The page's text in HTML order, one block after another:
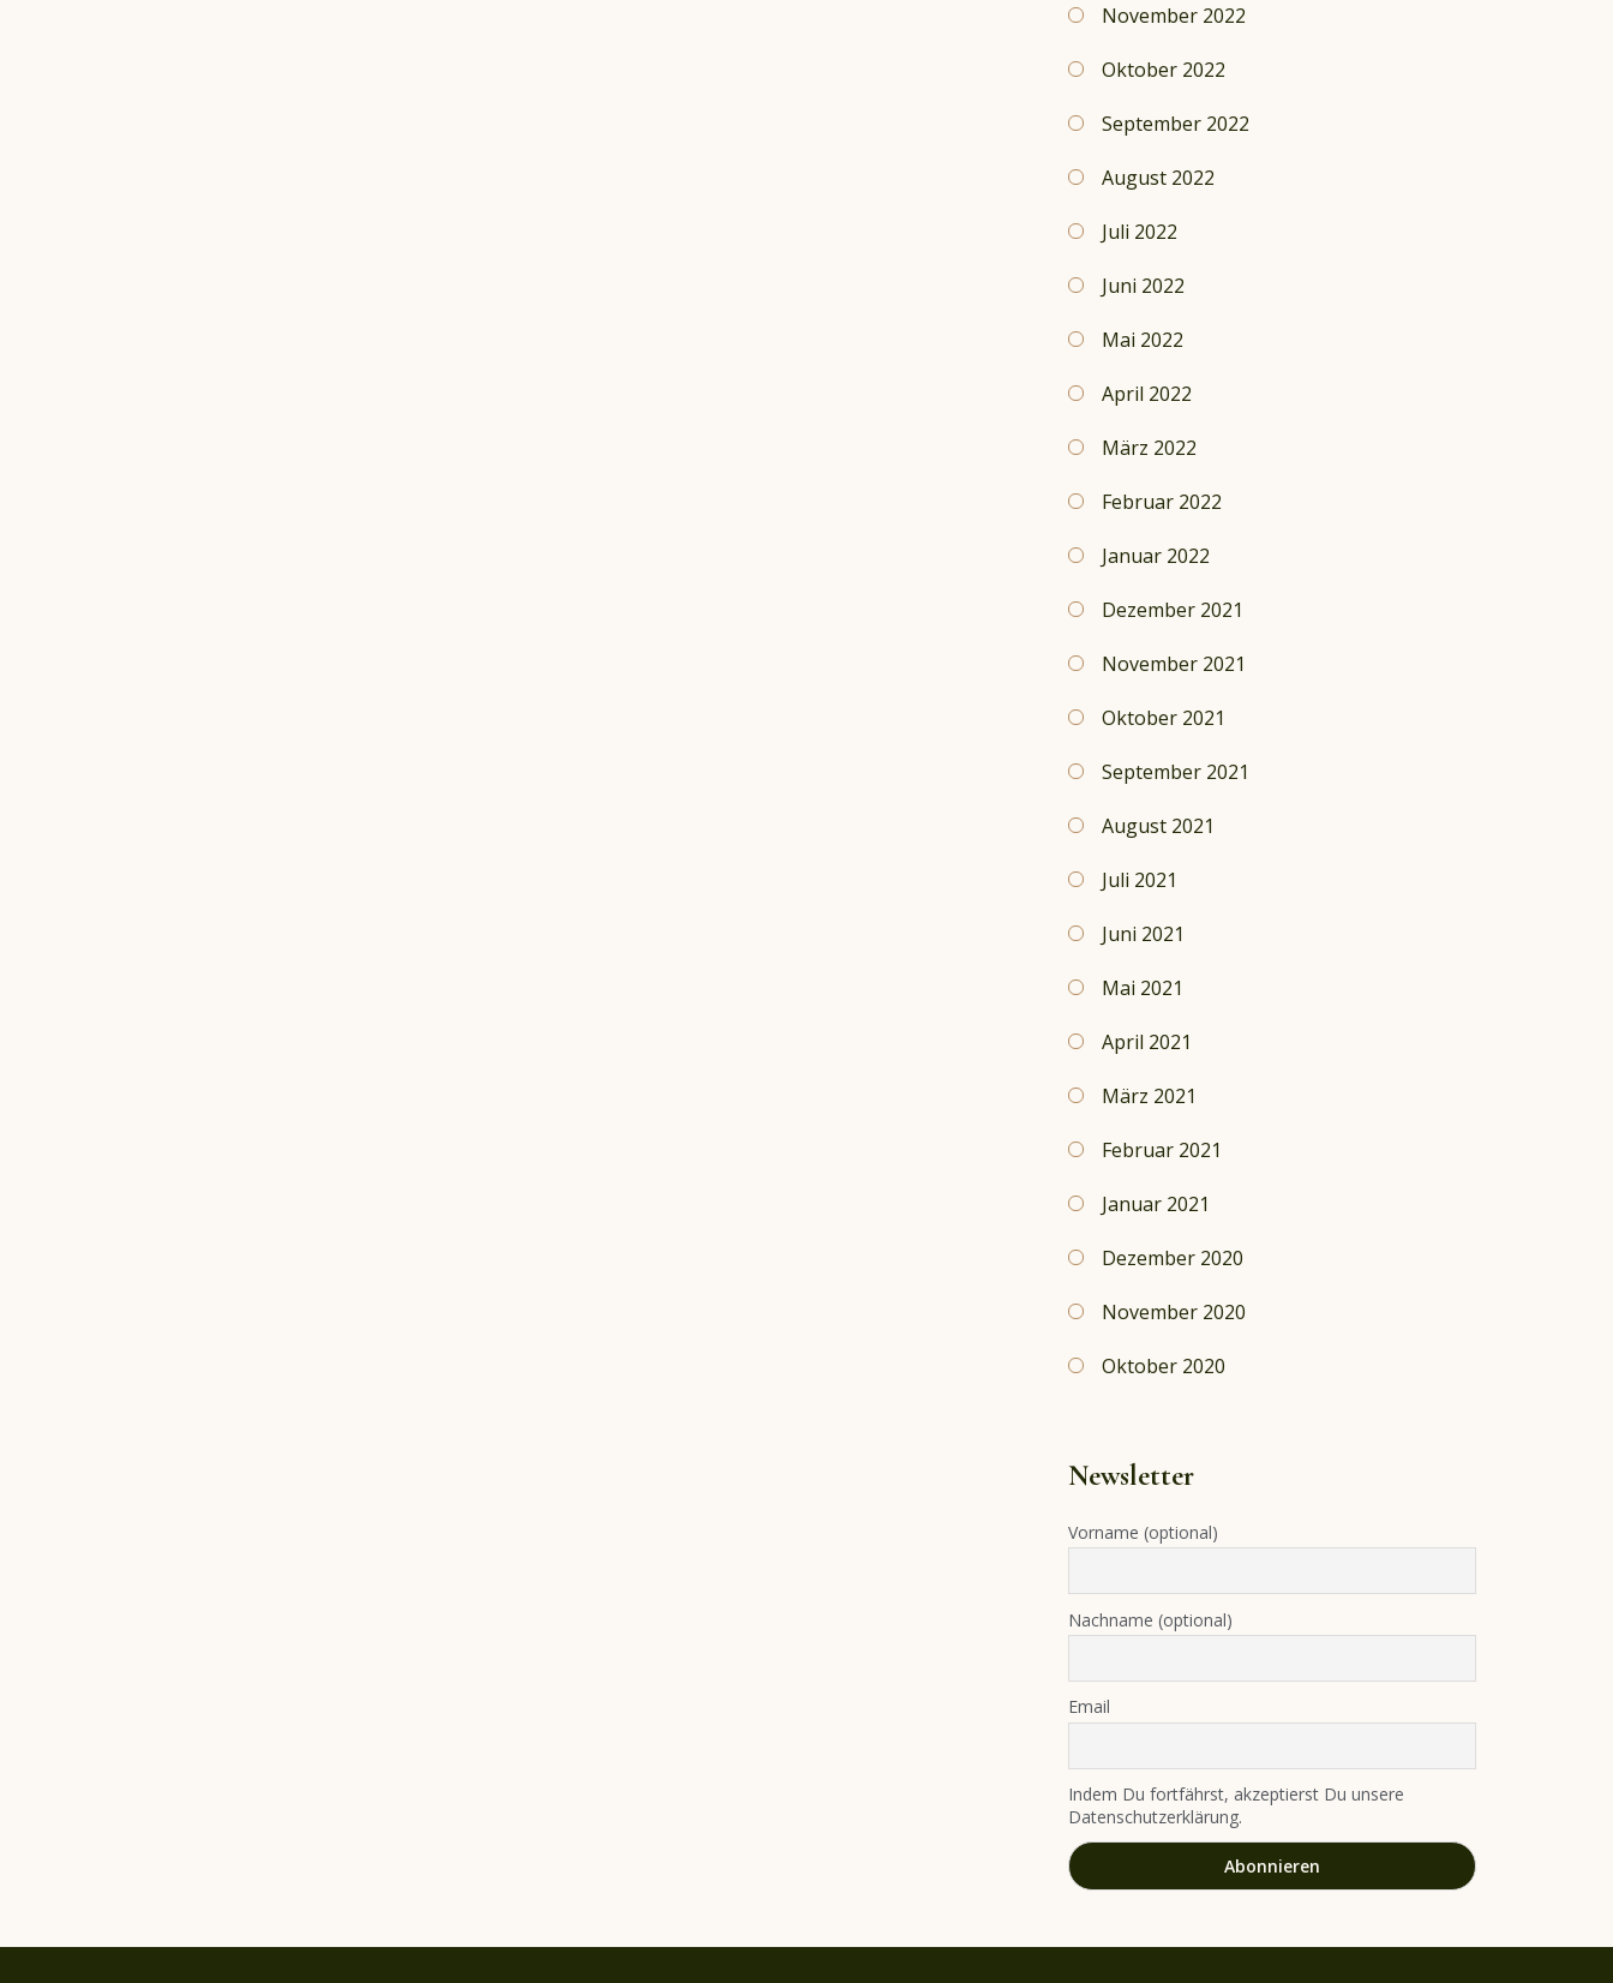
November 2022
Oktober 2022
September 2022
August 2022
Juli 2022
Juni 2022
Mai 2022
April 2022
März 2022
Februar 2022
Januar 2022
Dezember 2021
November 2021
Oktober 2021
September 2021
August 2021
Juli 2021
Juni 2021
Mai 2021
April 2021
März 2021
Februar 2021
Januar 2021
Dezember 2020
November 2020
Oktober 2020
Newsletter
Vorname (optional)
Nachname (optional)
Email
Indem Du fortfährst, akzeptierst Du unsere
Datenschutzerklärung.